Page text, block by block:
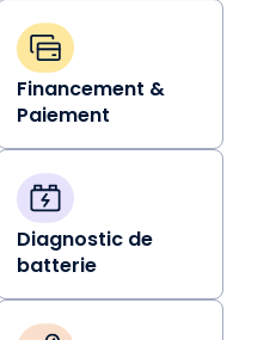
Financement &
Paiement
Diagnostic de
batterie